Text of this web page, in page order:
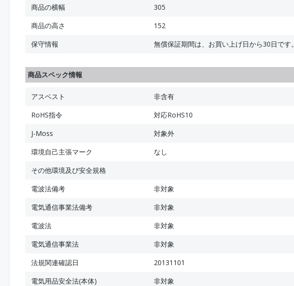
商品の横幅
305
商品の高さ
152
保守情報
無償保証期間は、お買い上げ日から30日です。
商品スペック情報
アスベスト
非含有
RoHS指令
対応RoHS10
J-Moss
対象外
環境自己主張マーク
なし
その他環境及び安全規格
電波法備考
非対象
電気通信事業法備考
非対象
電波法
非対象
電気通信事業法
非対象
法規関連確認日
20131101
電気用品安全法(本体)
非対象